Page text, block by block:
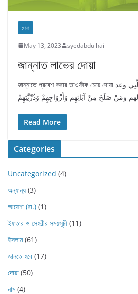
দোয়া
May 13, 2023 syedabdulhai
জান্নাত লাভের দোয়া
জান্নাতে প্রবেশ করার তাওফীক চেয়ে দোয়া رَبَّنَا وَأَدْخِلْهُمْ جَنَّتِ عَدْنٍ نِ الَّتِي وعد
لهم ومَنْ صَلَحَ مِنْ آبَائِهِم وَأَزْوَاجِهِمْ وَذُرِّيَّتِهِمْ
Read More
Categories
Uncategorized (4)
অন্যান্য (3)
আয়েশা (রা.) (1)
ইফতার ও সেহরীর সময়সূচী (11)
ইসলাম(61)
জানতে হবে (17)
দোয়া (50)
নাম(4)